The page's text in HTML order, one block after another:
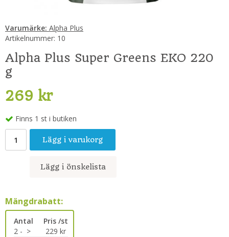
Varumärke: Alpha Plus
Artikelnummer: 10
Alpha Plus Super Greens EKO 220
g
269 kr
Finns 1 st i butiken
Lägg i varukorg
Lägg i önskelista
Mängdrabatt:
Antal
Pris /st
2 - > 229 kr